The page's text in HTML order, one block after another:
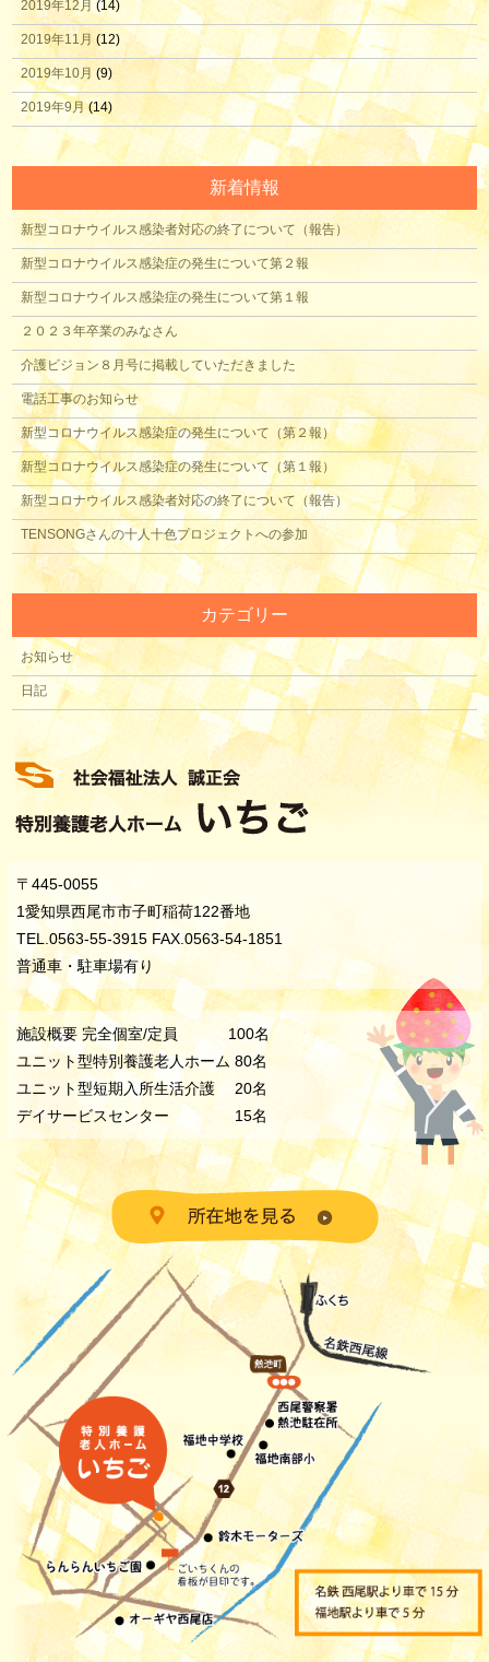
2019年12月 (14)
2019年11月 (12)
2019年10月 (9)
2019年9月(14)
新着情報
新型コロナウイルス感染者対応の終了について（報告）
新型コロナウイルス感染症の発生について第２報
新型コロナウイルス感染症の発生について第１報
２０２３年卒業のみなさん
介護ビジョン８月号に掲載していただきました
電話工事のお知らせ
新型コロナウイルス感染症の発生について（第２報）
新型コロナウイルス感染症の発生について（第１報）
新型コロナウイルス感染者対応の終了について（報告）
TENSONGさんの十人十色プロジェクトへの参加
カテゴリー
お知らせ
日記
〒445-0055
1愛知県西尾市市子町稲荷122番地
TEL.0563-55-3915 FAX.0563-54-1851
普通車・駐車場有り
施設概要 完全個室/定員 100名
ユニット型特別養護老人ホーム 80名
ユニット型短期入所生活介護 20名
デイサービスセンター 15名